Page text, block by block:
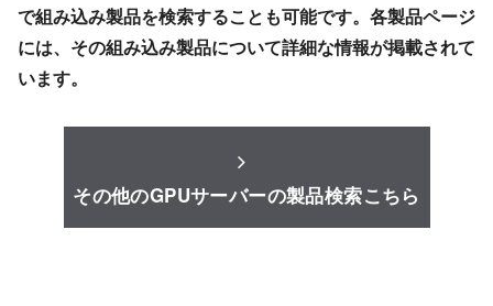
で組み込み製品を検索することも可能です。各製品ページ
には、その組み込み製品について詳細な情報が掲載されて
います。
その他のGPUサーバーの製品検索こちら